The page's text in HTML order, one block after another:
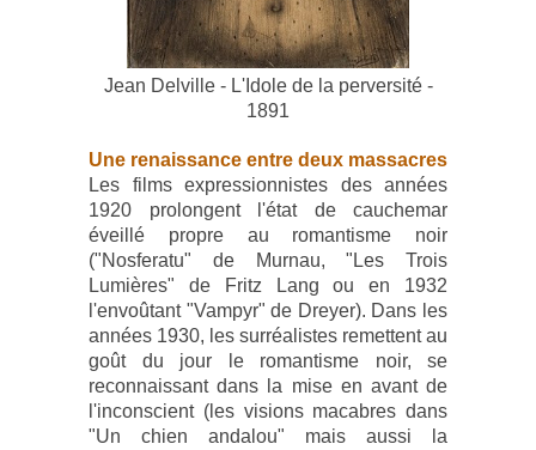
Jean Delville - L'Idole de la perversité -
1891
Une renaissance entre deux massacres
Les films expressionnistes des années
1920 prolongent l'état de cauchemar
éveillé propre au romantisme noir
("Nosferatu" de Murnau, "Les Trois
Lumières" de Fritz Lang ou en 1932
l'envoûtant "Vampyr" de Dreyer). Dans les
années 1930, les surréalistes remettent au
goût du jour le romantisme noir, se
reconnaissant dans la mise en avant de
l'inconscient (les visions macabres dans
"Un chien andalou" mais aussi la